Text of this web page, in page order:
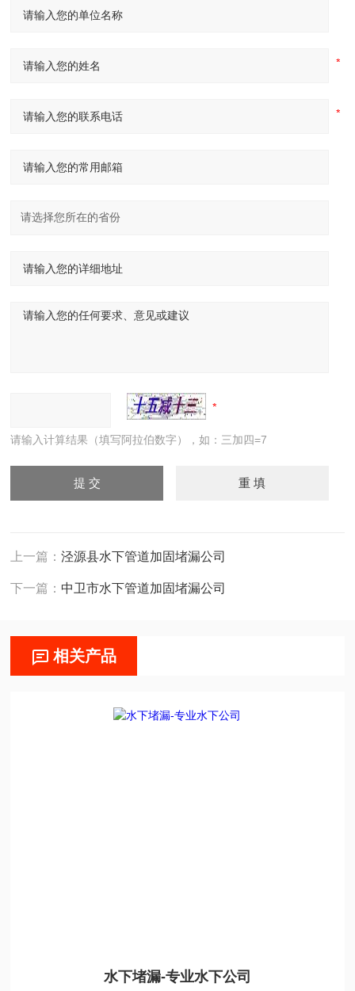
请输入计算结果（填写阿拉伯数字），如：三加四=7
上一篇：泾源县水下管道加固堵漏公司
下一篇： 中卫市水下管道加固堵漏公司
相关产品
水下堵漏-专业水下公司